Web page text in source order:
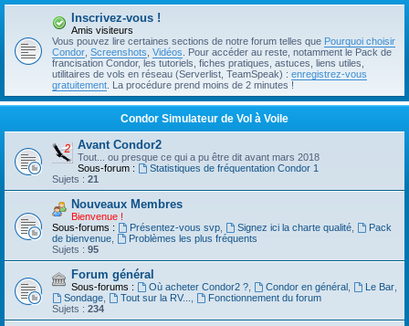
h
h
Inscrivez-vous !
Amis visiteurs
Vous pouvez lire certaines sections de notre forum telles que Pourquoi choisir
Condor Screenshots Vidéos . Pour accéder au reste, notamment le Pack de
francisation Condor, les tutoriels, fiches pratiques, astuces, liens utiles,
utilitaires de vols en réseau (Serverlist, TeamSpeak) : enregistrez-vous
gratuitement . La procédure prend moins de 2 minutes !
Condor Simulateur de Vol à Voile
Avant Condor2
Tout... ou presque ce qui a pu être dit avant mars 2018
Sous-forum :
Statistiques de fréquentation Condor 1
Sujets : 21
Nouveaux Membres
Bienvenue !
Sous-forums :
Présentez-vous svp, Signez ici la charte qualité,
Pack
de bienvenue
Problèmes les plus fréquents
Sujets : 95
Forum général
Sous-forums : Où acheter Condor2 ?, Condor en général, Le Bar,
Sondage, Tout sur la RV...
Fonctionnement du forum
Sujets : 234